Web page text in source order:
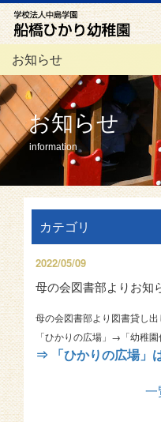
お知らせ
お知らせ
information
カテゴリ
2022/05/09
母の会図書部よりお知
母の会図書部より図書貸し出
「ひかりの広場」→「幼稚園
⇒ 「ひかりの広場」
一